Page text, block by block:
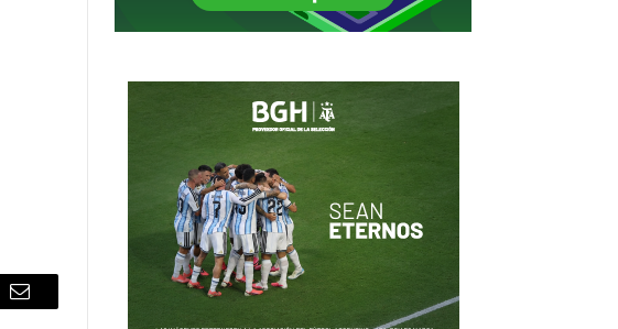
Email